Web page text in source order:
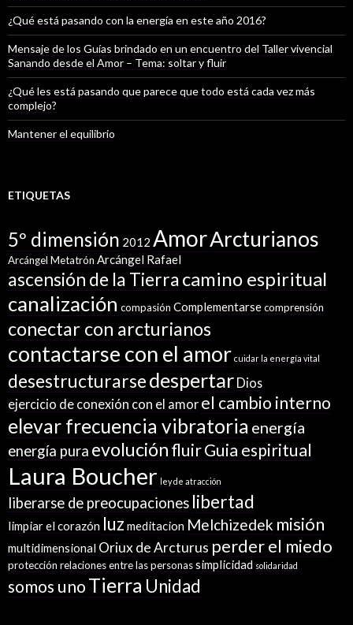
¿Qué está pasando con la energía en este año 2016?
Mensaje de los Guías brindado en un encuentro del Taller vivencial
Sanando desde el Amor – Tema: soltar y fluir
¿Qué les está pasando que parece que todo está cada vez más
complejo?
Mantener el equilibrio
ETIQUETAS
5º dimensión 2012 AmorArcturianos
Arcángel Metatrón Arcángel Rafael
ascensión de la Tierracamino espiritual
canalización compasión Complementarsecomprensión
conectar con arcturianos
contactarse con el amor cuidar la energía vital
desestructurarsedespertar Dios
ejercicio de conexión con el amor el cambio interno
elevar frecuencia vibratoria energía
energía pura evoluciónfluirGuia espiritual
Laura Boucher ley de atracción
liberarse de preocupaciones libertad
limpiar el corazón luz meditacion Melchizedek misión
multidimensional Oriux de Arcturus perder el miedo
protección relaciones entre las personassimplicidad solidaridad
somos unoTierra Unidad